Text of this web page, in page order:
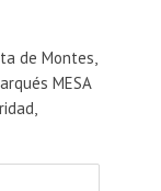
de Montes,
MESA